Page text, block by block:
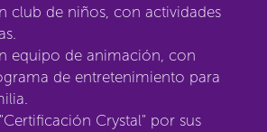
club de niños, con actividades
equipo de animación, con
de entretenimiento para
Crystal" por sus